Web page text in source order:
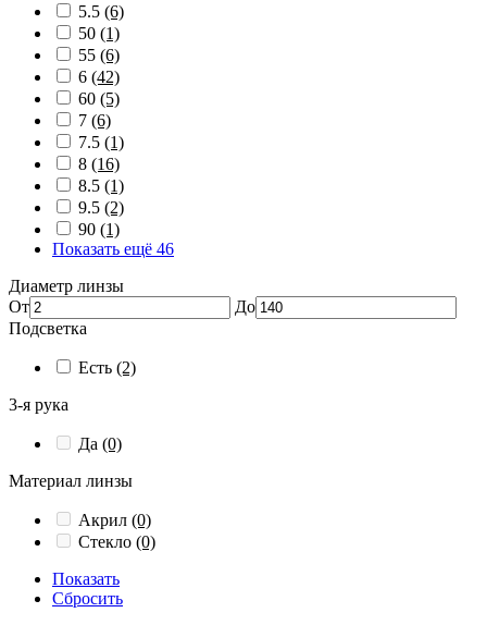
5.5 (6)
50 (1)
55 (6)
6 (42)
60 (5)
7 (6)
7.5 (1)
8 (16)
8.5 (1)
9.5 (2)
90 (1)
Показать ещё 46
Диаметр линзы
От
До
Подсветка
Есть (2)
3-я рука
Да (0)
Материал линзы
Акрил (0)
Стекло (0)
Показать
Сбросить